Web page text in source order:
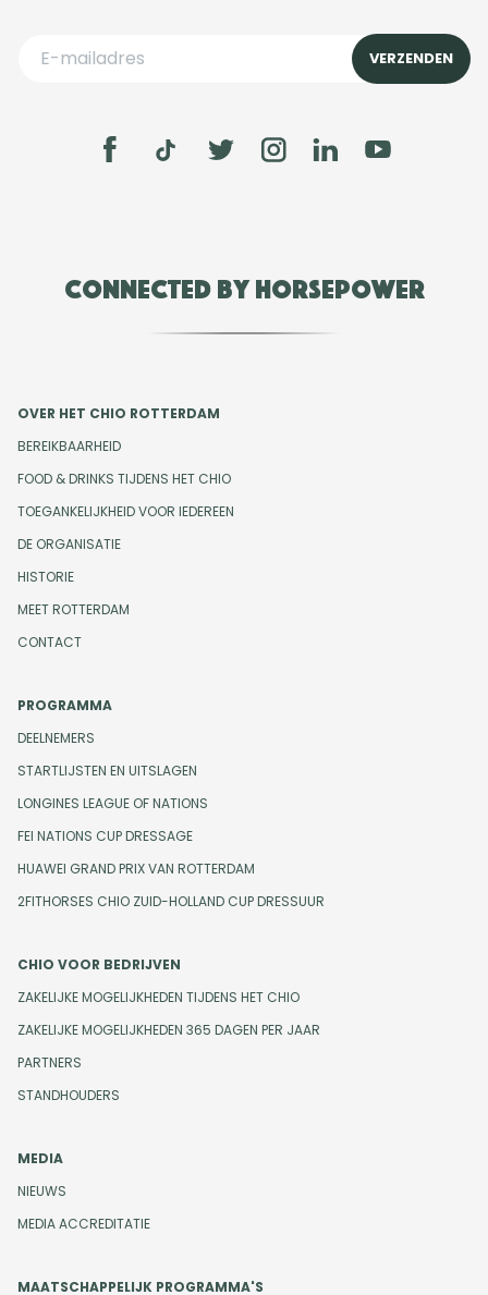
Connected by Horsepower
OVER HET CHIO ROTTERDAM
BEREIKBAARHEID
FOOD & DRINKS TIJDENS HET CHIO
TOEGANKELIJKHEID VOOR IEDEREEN
DE ORGANISATIE
HISTORIE
MEET ROTTERDAM
CONTACT
PROGRAMMA
DEELNEMERS
STARTLIJSTEN EN UITSLAGEN
LONGINES LEAGUE OF NATIONS
FEI NATIONS CUP DRESSAGE
HUAWEI GRAND PRIX VAN ROTTERDAM
2FITHORSES CHIO ZUID-HOLLAND CUP DRESSUUR
CHIO VOOR BEDRIJVEN
ZAKELIJKE MOGELIJKHEDEN TIJDENS HET CHIO
ZAKELIJKE MOGELIJKHEDEN 365 DAGEN PER JAAR
PARTNERS
STANDHOUDERS
MEDIA
NIEUWS
MEDIA ACCREDITATIE
MAATSCHAPPELIJK PROGRAMMA'S